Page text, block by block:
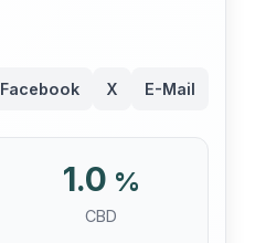
Facebook X E-Mail
1.0 %
CBD